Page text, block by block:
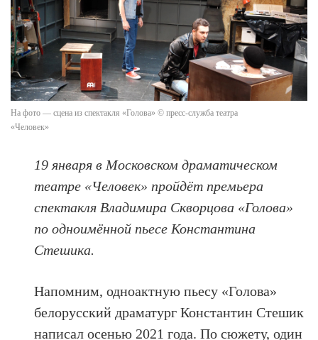
На фото — сцена из спектакля «Голова» © пресс-служба театра
«Человек»
19 января в Московском драматическом
театре «Человек» пройдёт премьера
спектакля Владимира Скворцова «Голова»
по одноимённой пьесе Константина
Стешика.
Напомним, одноактную пьесу «Голова»
белорусский драматург Константин Стешик
написал осенью 2021 года. По сюжету, один